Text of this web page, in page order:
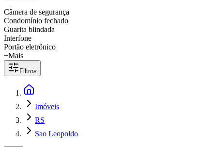
Câmera de segurança
Condomínio fechado
Guarita blindada
Interfone
Portão eletrônico
+Mais
Filtros
Imóveis
RS
Sao Leopoldo